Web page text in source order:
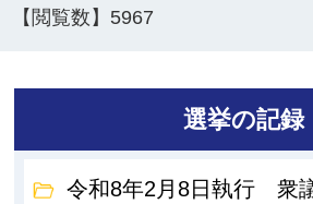
【閲覧数】 5967
選挙の記録
令和8年2月8日執行 衆